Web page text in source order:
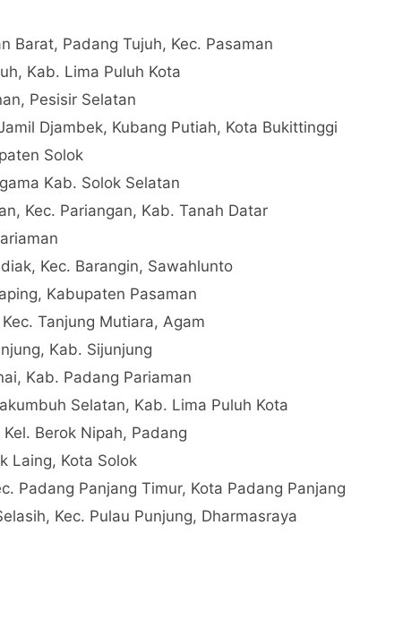
Barat, Padang Tujuh, Kec. Pasaman
Kab. Lima Puluh Kota
Pesisir Selatan
Djambek, Kubang Putiah, Kota Bukittinggi
Solok
Kab. Solok Selatan
Kec. Pariangan, Kab. Tanah Datar
Kec. Barangin, Sawahlunto
Kabupaten Pasaman
Tanjung Mutiara, Agam
Kab. Sijunjung
Kab. Padang Pariaman
Selatan, Kab. Lima Puluh Kota
Berok Nipah, Padang
Laing, Kota Solok
Padang Panjang Timur, Kota Padang Panjang
Kec. Pulau Punjung, Dharmasraya